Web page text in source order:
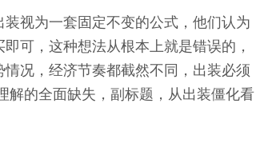
视为一套固定不变的公式，他们认为
可，这种想法从根本上就是错误的，
况，经济节奏都截然不同，出装必须
解的全面缺失，副标题，从出装僵化看